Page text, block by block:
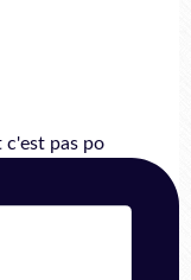
c'est pas po